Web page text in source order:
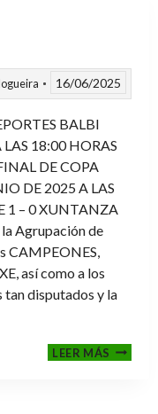
16/06/2025
BALBI
18:00 HORAS
DE COPA
DE 2025 A LAS
1 – 0 XUNTANZA
Agrupación de
CAMPEONES,
así como a los
disputados y la
LEER MÁS
2024-